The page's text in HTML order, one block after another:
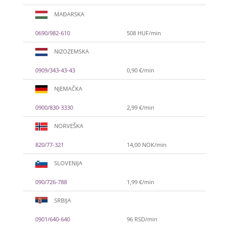
MAĐARSKA
0690/982-610 508 HUF/min
NIZOZEMSKA
0909/343-43-43 0,90 €/min
NJEMAČKA
0900/830-3330 2,99 €/min
NORVEŠKA
820/77-321 14,00 NOK/min
SLOVENIJA
090/726-788 1,99 €/min
SRBIJA
0901/640-640 96 RSD/min